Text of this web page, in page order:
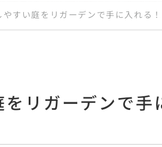
やすい庭をリガーデンで手に入れる
リガーデンで手